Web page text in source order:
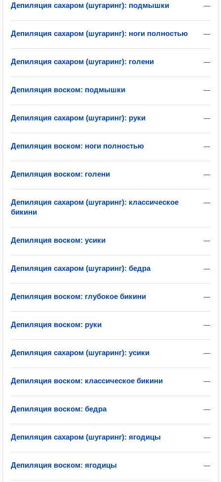
—
Депиляция сахаром (шугаринг): подмышки
—
Депиляция сахаром (шугаринг): ноги полностью
—
Депиляция сахаром (шугаринг): голени
—
Депиляция воском: подмышки
—
Депиляция сахаром (шугаринг): руки
—
Депиляция воском: ноги полностью
—
Депиляция воском: голени
—
Депиляция сахаром (шугаринг): классическое
бикини
—
Депиляция воском: усики
—
Депиляция сахаром (шугаринг): бедра
—
Депиляция воском: глубокое бикини
—
Депиляция воском: руки
—
Депиляция сахаром (шугаринг): усики
—
Депиляция воском: классическое бикини
—
Депиляция воском: бедра
—
Депиляция сахаром (шугаринг): ягодицы
—
Депиляция воском: ягодицы